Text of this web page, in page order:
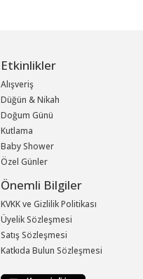
Etkinlikler
Alışveriş
Düğün & Nikah
Doğum Günü
Kutlama
Baby Shower
Özel Günler
Önemli Bilgiler
KVKK ve Gizlilik Politikası
Üyelik Sözleşmesi
Satış Sözleşmesi
Katkıda Bulun Sözleşmesi